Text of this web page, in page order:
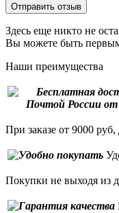
Отправить отзыв
Здесь еще никто не
Вы можете быть
Наши преимущества
При заказе от 9000
Покупки не выходя из